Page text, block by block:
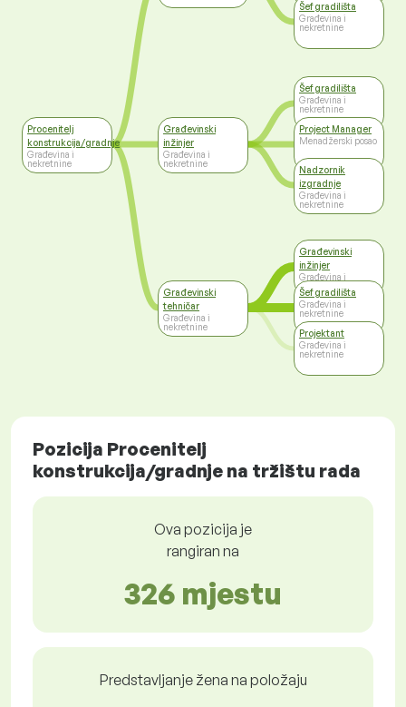
Procenitelj
konstrukcija/gradnje
Građevina i
nekretnine
Građevinski
inžinjer
Građevina i
nekretnine
Građevinski
tehničar
Građevina i
nekretnine
Šef gradilišta
Građevina i
nekretnine
Šef gradilišta
Građevina i
nekretnine
Project Manager
Menadžerski posao
Nadzornik
izgradnje
Građevina i
nekretnine
Građevinski
inžinjer
Građevina i
nekretnine
Šef gradilišta
Građevina i
nekretnine
Projektant
Građevina i
nekretnine
Pozicija Procenitelj
konstrukcija/gradnje na tržištu rada
Ova pozicija je
rangiran na
326 mjestu
Predstavljanje žena na položaju